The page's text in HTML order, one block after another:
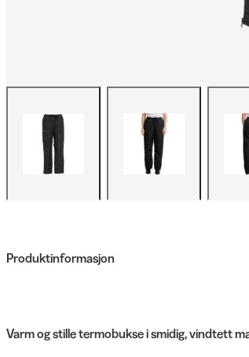
Produktinformasjon
Varm og stille termobukse i smidig, vindtett